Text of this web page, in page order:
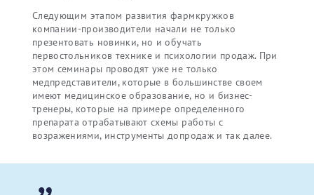
Следующим этапом развития фармкружков
компании-производители начали не только
презентовать новинки, но и обучать
первостольников технике и психологии продаж. При
этом семинары проводят уже не только
медпредставители, которые в большинстве своем
имеют медицинское образование, но и бизнес-
тренеры, которые на примере определенного
препарата отрабатывают схемы работы с
возражениями, инструменты допродаж и так далее.